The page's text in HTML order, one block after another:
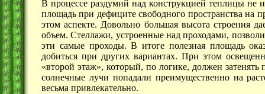
В процессе раздумий над конструкцией теплицы не
площадь при дефиците свободного пространства на
этом аспекте. Довольно большая высота строения
объем. Стеллажи, устроенные над проходами,
эти самые проходы. В итоге полезная площадь
добиться при других вариантах. При этом
«второй этаж», который, по логике, должен
солнечные лучи попадали преимущественно на
весьма привлекательно.